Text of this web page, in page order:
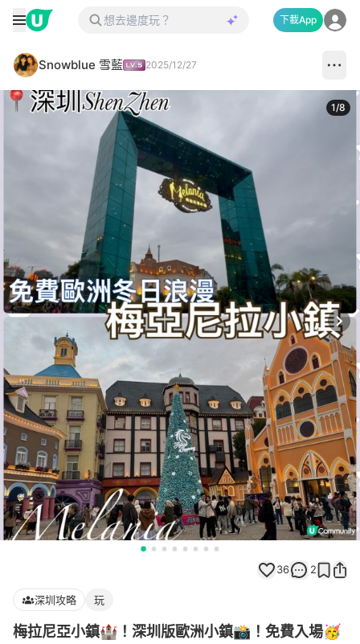
下載App
Snowblue 雪藍 2025/12/27
1/8
36 2
深圳攻略 玩
梅拉尼亞小鎮🏰！深圳版歐洲小鎮📸！免費入場🥳